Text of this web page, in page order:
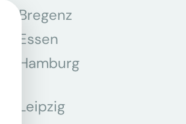
Bregenz
Essen
Hamburg
Leipzig